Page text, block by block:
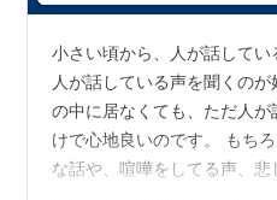
小さい頃から、人が話して
人が話している声を聞くの
の中に居なくても、ただ人
けで心地良いのです。 もち
な話や、喧嘩をしてる声、悲